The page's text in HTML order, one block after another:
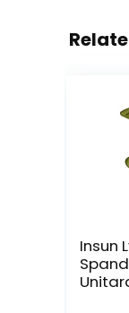
Insun